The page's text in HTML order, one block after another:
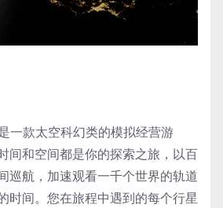
Video
一款太空科幻类的模拟经营游
间和空间都是你的探索之旅，以百
巡航，加速观看一千个世界的轨道
时间。您在旅程中遇到的每个行星